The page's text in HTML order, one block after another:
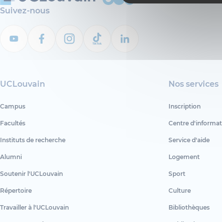
Suivez-nous
UCLouvain
Campus
Facultés
Instituts de recherche
Alumni
Soutenir l'UCLouvain
Répertoire
Travailler à l'UCLouvain
Nos services
Inscription
Centre
Service d'aide
Logement
Sport
Culture
Bibliothèques